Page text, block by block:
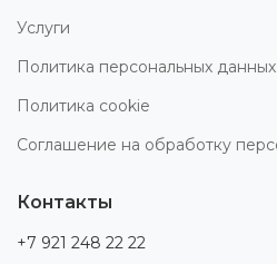
Услуги
Политика персональных данных
Политика cookie
Соглашение на обработку
Контакты
+7 921 248 22 22